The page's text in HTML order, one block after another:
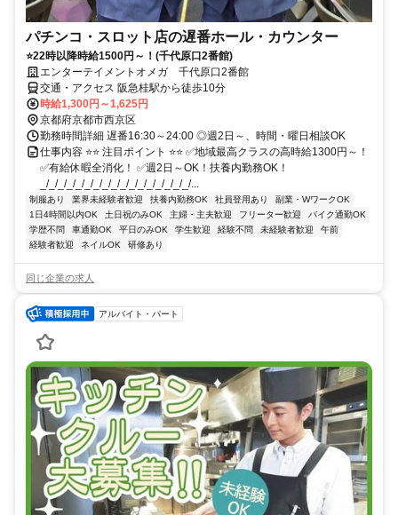
パチンコ・スロット店の遅番ホール・カウンター
⭐22時以降時給1500円～！(千代原口2番館)
エンターテイメントオメガ 千代原口2番館
交通・アクセス 阪急桂駅から徒歩10分
時給1,300円～1,625円
京都府京都市西京区
勤務時間詳細 遅番16:30～24:00 ◎週2日～、時間・曜日相談OK
仕事内容 ⭐⭐ 注目ポイント ⭐⭐ ✅地域最高クラスの高時給1300円～！
✅有給休暇全消化！ ✅週2日～OK！扶養内勤務OK！
_/_/_/_/_/_/_/_/_/_/_/_/_/_/_/_/_/...
制服あり 業界未経験者歓迎 扶養内勤務OK 社員登用あり
副業・WワークOK
1日4時間以内OK
土日祝のみOK 主婦・主夫歓迎 フリーター歓迎
バイク通勤OK
学歴不問
車通勤OK 平日のみOK 学生歓迎 経験不問 未経験者歓迎
午前
経験者歓迎
ネイルOK 研修あり
同じ企業の求人
アルバイト・パート